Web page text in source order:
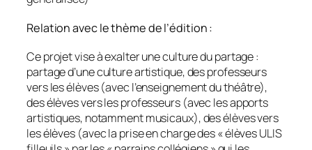
Relation avec le thème de l’édition :
Ce projet vise à exalter une culture du partage :
partage d’une culture artistique, des professeurs
vers les élèves (avec l’enseignement du théâtre),
des élèves vers les professeurs (avec les apports
artistiques, notamment musicaux), des élèves vers
les élèves (avec la prise en charge des « élèves ULIS